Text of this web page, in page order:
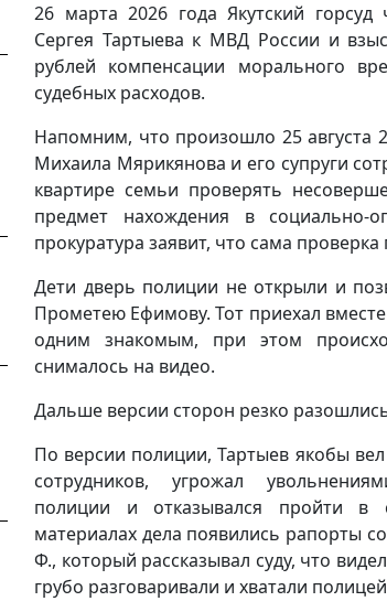
26 марта 2026 года Якутский горсуд
Сергея Тартыева к МВД России и
рублей компенсации морального
судебных расходов.
Напомним, что произошло 25 августа
Михаила Мярикянова и его супруги
квартире семьи проверять
предмет нахождения в социально-
прокуратура заявит, что сама
Дети дверь полиции не открыли и
Прометею Ефимову. Тот приехал
одним знакомым, при этом
снималось на видео.
Дальше версии сторон резко
По версии полиции, Тартыев якобы вел
сотрудников, угрожал
полиции и отказывался пройти в
материалах дела появились рапорты
Ф., который рассказывал суду, что
грубо разговаривали и хватали